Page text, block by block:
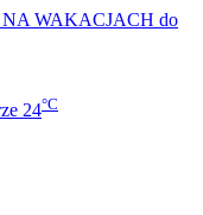
WAKACJACH do
24°C